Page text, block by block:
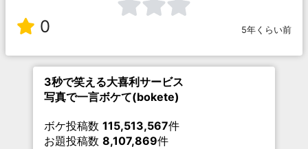
0 5年くらい前
3秒で笑える大喜利サービス
写真で一言ボケて(bokete)
ボケ投稿数 115,513,567件
お題投稿数 8,107,869件